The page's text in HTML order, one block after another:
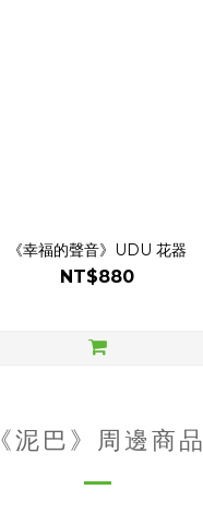
《幸福的聲音》UDU 花器
NT$880
《泥巴》周邊商品